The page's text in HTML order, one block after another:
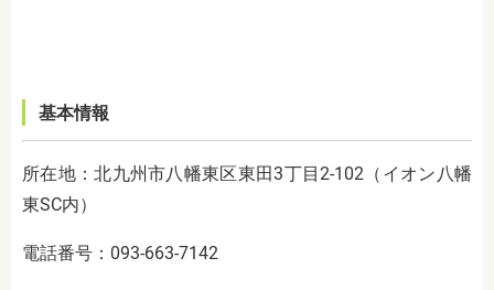
基本情報
所在地：北九州市八幡東区東田3丁目2-102（イオン八幡
東SC内）
電話番号：093-663-7142